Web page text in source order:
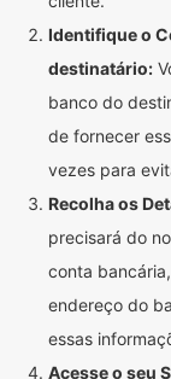
Identifique o
destinatário:
banco do
de fornecer
vezes para
Recolha os
precisará do
conta
endereço do
essas
Acesse o seu